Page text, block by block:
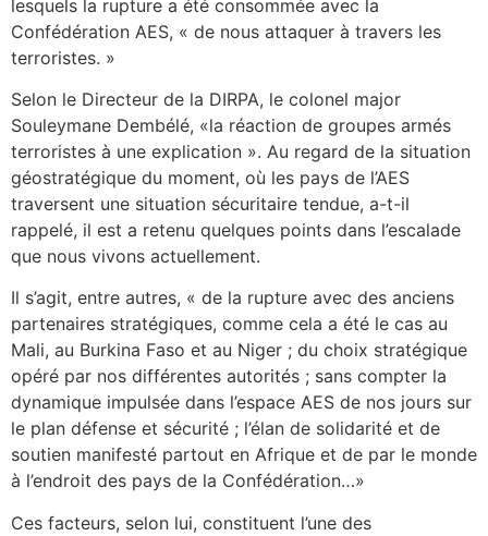
lesquels la rupture a été consommée avec la
Confédération AES, « de nous attaquer à travers les
terroristes. »
Selon le Directeur de la DIRPA, le colonel major
Souleymane Dembélé, «la réaction de groupes armés
terroristes à une explication ». Au regard de la situation
géostratégique du moment, où les pays de l’AES
traversent une situation sécuritaire tendue, a-t-il
rappelé, il est a retenu quelques points dans l’escalade
que nous vivons actuellement.
Il s’agit, entre autres, « de la rupture avec des anciens
partenaires stratégiques, comme cela a été le cas au
Mali, au Burkina Faso et au Niger ; du choix stratégique
opéré par nos différentes autorités ; sans compter la
dynamique impulsée dans l’espace AES de nos jours sur
le plan défense et sécurité ; l’élan de solidarité et de
soutien manifesté partout en Afrique et de par le monde
à l’endroit des pays de la Confédération…»
Ces facteurs, selon lui, constituent l’une des